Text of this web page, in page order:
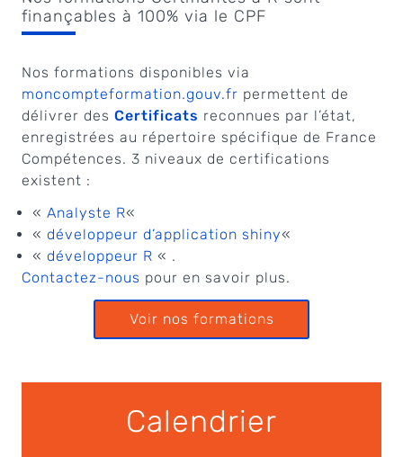
finançables à 100% via le CPF
Nos formations disponibles via
moncompteformation.gouv.fr permettent de
délivrer des Certificats reconnues par l’état,
enregistrées au répertoire spécifique de France
Compétences. 3 niveaux de certifications
existent :
« Analyste R«
« développeur d’application shiny«
« développeur R « .
Contactez-nous pour en savoir plus.
Voir nos formations
Calendrier